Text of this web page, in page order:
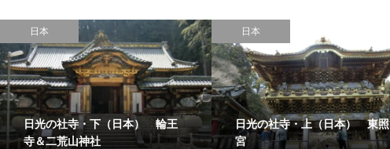
日本
日光の社寺・下（日本） 輪王
寺＆二荒山神社
日本
日光の社寺・上（日本） 東照
宮